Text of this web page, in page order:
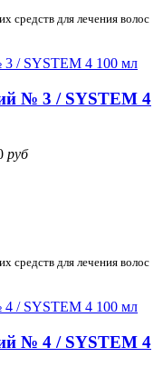
средств для лечения волос
№ 3 / SYSTEM 4
руб
средств для лечения волос
№ 4 / SYSTEM 4